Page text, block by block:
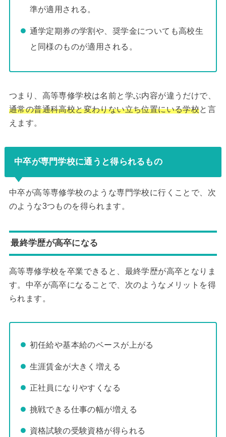
準が適用される。
通学定期券の学割や、奨学金についても高校生
と同様のものが適用される。
つまり、高等専修学校は名前と学ぶ内容が違うだけで、
通常の普通科高校と変わりない立ち位置にいる学校と言
えます。
中卒が専門学校に通うと得られるもの
中卒が高等専修学校のような専門学校に行くことで、次
のような3つものを得られます。
最終学歴が高卒になる
高等専修学校を卒業できると、最終学歴が高卒となりま
す。中卒が高卒になることで、次のようなメリットを得
られます。
初任給や基本給のベースが上がる
生涯賃金が大きく増える
正社員になりやすくなる
挑戦できる仕事の幅が増える
資格試験の受験資格が得られる